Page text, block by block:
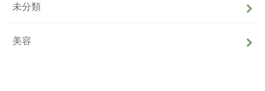
未分類
美容